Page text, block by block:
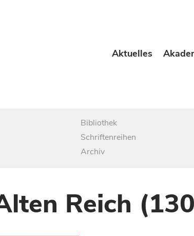
Aktuelles
Bibliothek
Schriftenreihen
Archiv
Reich